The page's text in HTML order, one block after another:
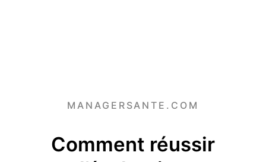
MANAGERSANTE.COM
Comment réussir